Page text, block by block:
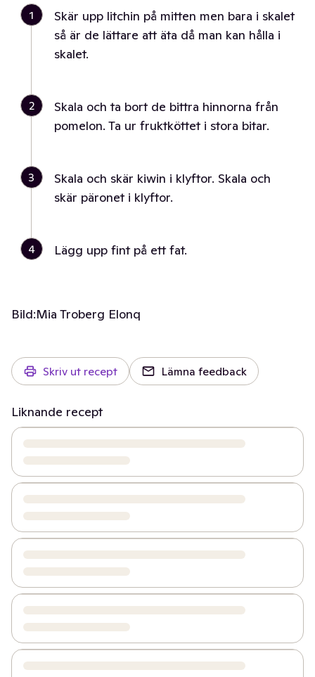
1
Skär upp litchin på mitten men bara i skalet
så är de lättare att äta då man kan hålla i
skalet.
2
Skala och ta bort de bittra hinnorna från
pomelon. Ta ur fruktköttet i stora bitar.
3
Skala och skär kiwin i klyftor. Skala och
skär päronet i klyftor.
4 Lägg upp fint på ett fat.
Bild:Mia Troberg Elonq
Skriv ut recept Lämna feedback
Liknande recept